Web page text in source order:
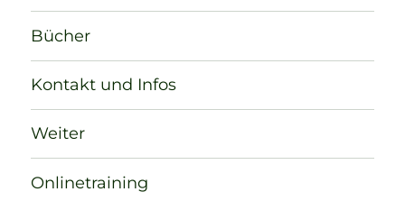
Bücher
Kontakt und Infos
Weiter
Onlinetraining